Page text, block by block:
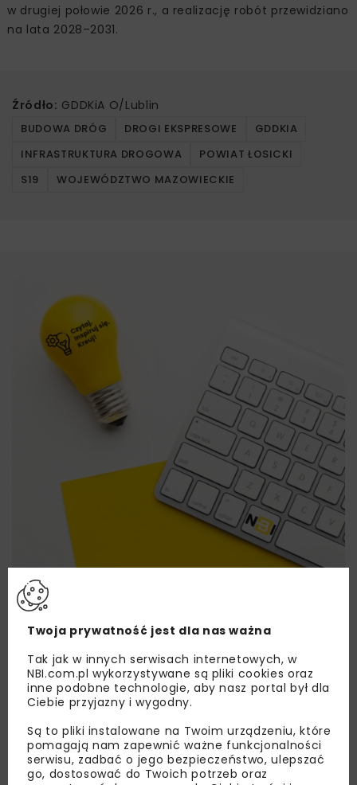
w drugiej połowie 2026 r., a realizację robót przewidziano
na lata 2028–2031.
Źródło: GDDKiA O/Lublin
BUDOWA DRÓG DROGI EKSPRESOWE
GDDKIA
INFRASTRUKTURA DROGOWA
POWIAT ŁOSICKI
S19
WOJEWÓDZTWO MAZOWIECKIE
Lubisz wiedzieć więcej?
Zapisz się do newslettera aby otrzymywać od
nas najlepsze informacje branżowe,
zaproszenia na wydarzenia, atrakcyjne oferty i
dedykowane akcje specjalne.
Zapoznałam/em się zPolityką Prywatności
Regulaminemoraz wyrażam zgodę na otrzymywanie na
Twoja prywatność jest dla nas ważna
Tak jak w innych serwisach internetowych, w
NBI.com.pl wykorzystywane są pliki cookies oraz
inne podobne technologie, aby nasz portal był dla
Ciebie przyjazny i wygodny.
Są to pliki instalowane na Twoim urządzeniu, które
pomagają nam zapewnić ważne funkcjonalności
serwisu, zadbać o jego bezpieczeństwo, ulepszać
go, dostosować do Twoich potrzeb oraz